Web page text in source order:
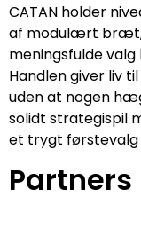
CATAN holder
af modulært bræt,
meningsfulde
Handlen giver liv
uden at nogen
solidt strategispil
et trygt førstevalg
Partners